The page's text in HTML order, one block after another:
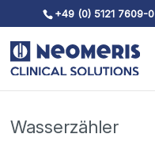
Skip To Content
+49 (0) 5121 7609-0
Wasserzähler